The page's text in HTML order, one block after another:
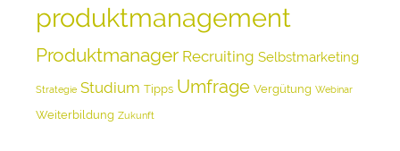
produktmanagement
Produktmanager Recruiting Selbstmarketing
Strategie Studium Tipps Umfrage Vergütung Webinar
Weiterbildung Zukunft